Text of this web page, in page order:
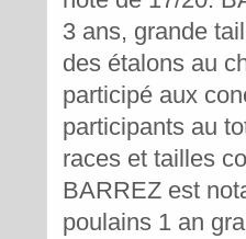
3 ans, grande
des étalons au
participé aux
participants au
races et tailles
BARREZ est
poulains 1 an